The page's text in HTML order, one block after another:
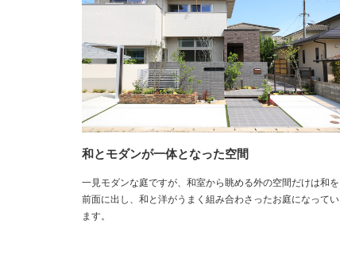
和とモダンが一体となった空間
一見モダンな庭ですが、和室から眺める外の空間だけは和を
前面に出し、和と洋がうまく組み合わさったお庭になってい
ます。